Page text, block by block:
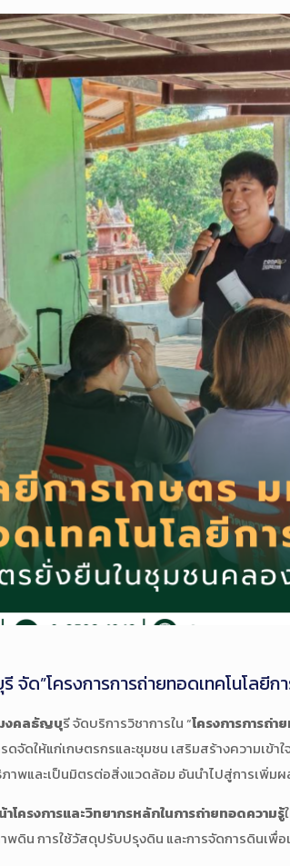
จัด”โครงการการถ่ายทอดเทคโนโล
มงคลธัญบุรี จัดบริการวิชาการใน “โครงการการถ่
จัดให้แก่เกษตรกรและชุมชน เสริมสร้างความเ
าพและเป็นมิตรต่อสิ่งแวดล้อม อันนำไปสู่การเพิ่ม
ครงการและวิทยากรหลักในการถ่ายทอดความรู้
พดิน การใช้วัสดุปรับปรุงดิน และการจัดการดินเ